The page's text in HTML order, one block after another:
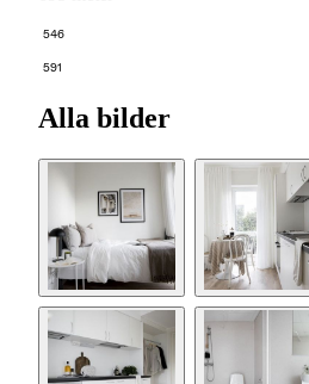
546
591
Alla bilder